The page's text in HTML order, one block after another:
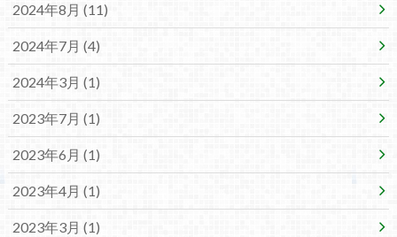
2024年8月 (11)
2024年7月 (4)
2024年3月 (1)
2023年7月 (1)
2023年6月 (1)
2023年4月 (1)
2023年3月 (1)